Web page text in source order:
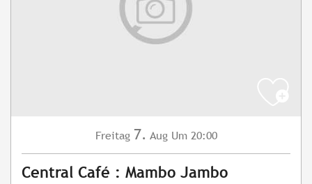
Freitag 7. Aug Um 20:00
Central Café : Mambo Jambo